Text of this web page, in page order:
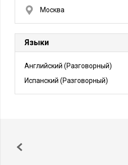
Москва
Языки
Английский (Разговорный)
Испанский (Разговорный)